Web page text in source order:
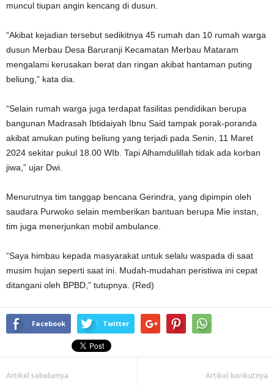
muncul tiupan angin kencang di dusun.
“Akibat kejadian tersebut sedikitnya 45 rumah dan 10 rumah warga
dusun Merbau Desa Baruranji Kecamatan Merbau Mataram
mengalami kerusakan berat dan ringan akibat hantaman puting
beliung,” kata dia.
“Selain rumah warga juga terdapat fasilitas pendidikan berupa
bangunan Madrasah Ibtidaiyah Ibnu Said tampak porak-poranda
akibat amukan puting beliung yang terjadi pada Senin, 11 Maret
2024 sekitar pukul 18.00 WIb. Tapi Alhamdulillah tidak ada korban
jiwa,” ujar Dwi.
Menurutnya tim tanggap bencana Gerindra, yang dipimpin oleh
saudara Purwoko selain memberikan bantuan berupa Mie instan,
tim juga menerjunkan mobil ambulance.
“Saya himbau kepada masyarakat untuk selalu waspada di saat
musim hujan seperti saat ini. Mudah-mudahan peristiwa ini cepat
ditangani oleh BPBD,” tutupnya. (Red)
Facebook Twitter
Artikel sebelumya Artikel berikutnya